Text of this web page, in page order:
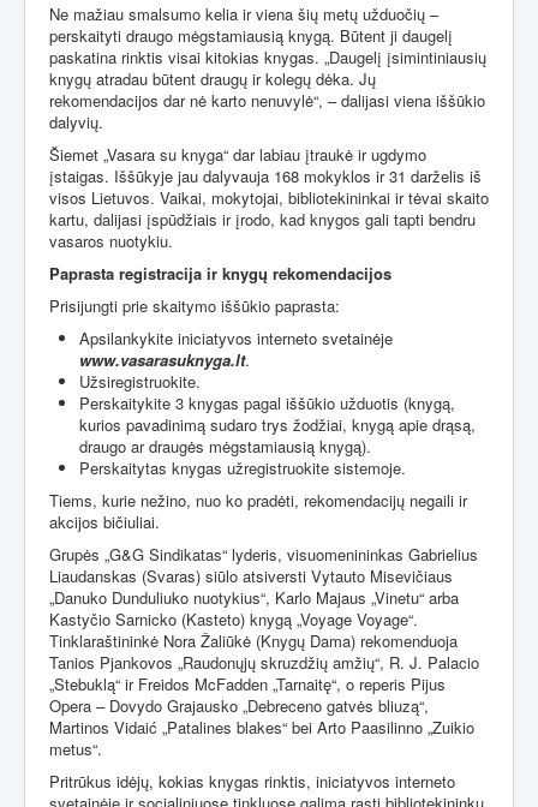
Ne mažiau smalsumo kelia ir viena šių metų užduočių –
perskaityti draugo mėgstamiausią knygą. Būtent ji daugelį
paskatina rinktis visai kitokias knygas. „Daugelį įsimintiniausių
knygų atradau būtent draugų ir kolegų dėka. Jų
rekomendacijos dar nė karto nenuvylė“, – dalijasi viena iššūkio
dalyvių.
Šiemet „Vasara su knyga“ dar labiau įtraukė ir ugdymo
įstaigas. Iššūkyje jau dalyvauja 168 mokyklos ir 31 darželis iš
visos Lietuvos. Vaikai, mokytojai, bibliotekininkai ir tėvai skaito
kartu, dalijasi įspūdžiais ir įrodo, kad knygos gali tapti bendru
vasaros nuotykiu.
Paprasta registracija ir knygų rekomendacijos
Prisijungti prie skaitymo iššūkio paprasta:
Apsilankykite iniciatyvos interneto svetainėje
www.vasarasuknyga.lt.
Užsiregistruokite.
Perskaitykite 3 knygas pagal iššūkio užduotis (knygą,
kurios pavadinimą sudaro trys žodžiai, knygą apie drąsą,
draugo ar draugės mėgstamiausią knygą).
Perskaitytas knygas užregistruokite sistemoje.
Tiems, kurie nežino, nuo ko pradėti, rekomendacijų negaili ir
akcijos bičiuliai.
Grupės „G&G Sindikatas“ lyderis, visuomenininkas Gabrielius
Liaudanskas (Svaras) siūlo atsiversti Vytauto Misevičiaus
„Danuko Dunduliuko nuotykius“, Karlo Majaus „Vinetu“ arba
Kastyčio Sarnicko (Kasteto) knygą „Voyage Voyage“.
Tinklaraštininkė Nora Žaliūkė (Knygų Dama) rekomenduoja
Tanios Pjankovos „Raudonųjų skruzdžių amžių“, R. J. Palacio
„Stebuklą“ ir Freidos McFadden „Tarnaitę“, o reperis Pijus
Opera – Dovydo Grajausko „Debreceno gatvės bliuzą“,
Martinos Vidaić „Patalines blakes“ bei Arto Paasilinno „Zuikio
metus“.
Pritrūkus idėjų, kokias knygas rinktis, iniciatyvos interneto